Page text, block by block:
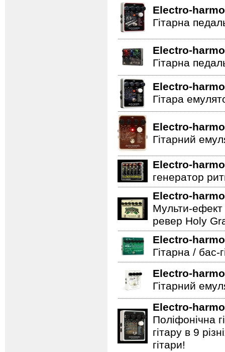
Electro-
Гітарна
Electro-
Гітарна
Electro-
Гітара
Electro-
Гітарний
Electro-
генератор
Electro-
Мульти-ефект
ревер Holy
Electro-
Гітарна / бас-
Electro-
Гітарний
Electro-
Поліфонічна
гітару в 9
гітари!